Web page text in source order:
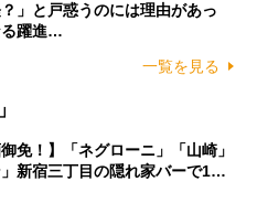
」と戸惑うのには理由があっ
躍進…
一覧を見る
免！】「ネグローニ」「山崎」
」新宿三丁目の隠れ家バーで1…